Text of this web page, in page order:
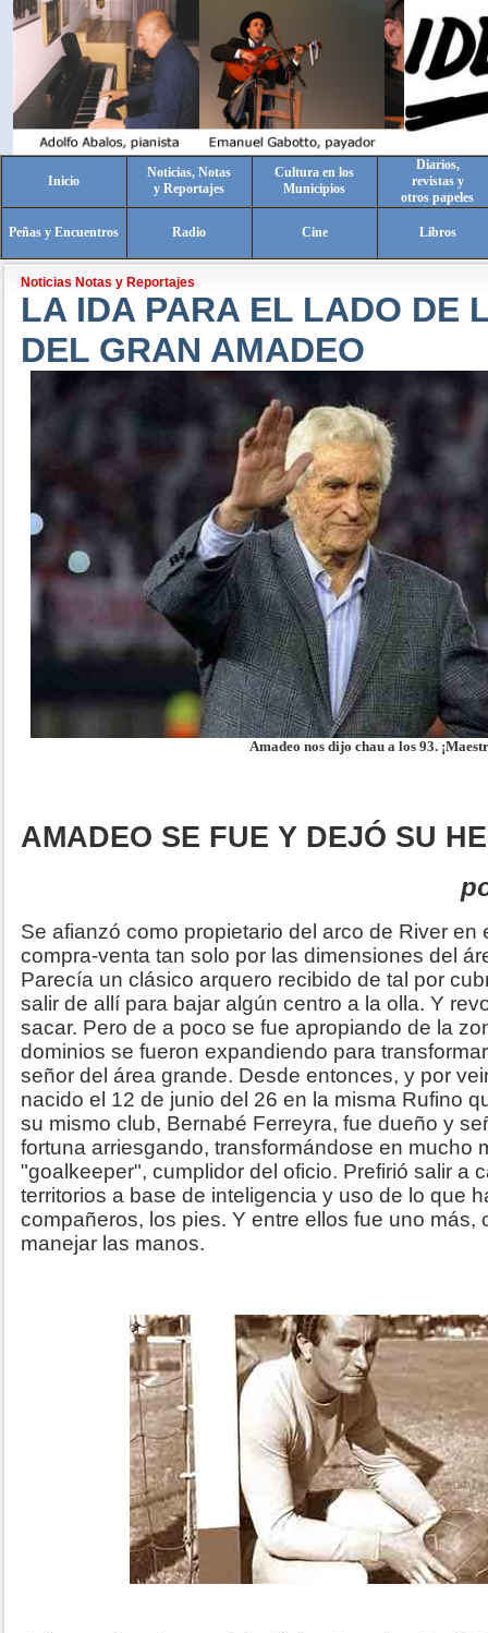
Inicio
Noticias, Notas
y Reportajes
Cultura en los
Municipios
Diarios,
revistas y
otros papeles
Peñas y Encuentros Radio Cine Libros
Noticias Notas y Reportajes
LA IDA PARA EL LADO DE
DEL GRAN AMADEO
Amadeo nos dijo chau a los 93.
AMADEO SE FUE Y DEJÓ SU
Se afianzó como propietario del arco de River en
compra-venta tan solo por las dimensiones del
Parecía un clásico arquero recibido de tal por
salir de allí para bajar algún centro a la olla. Y
sacar. Pero de a poco se fue apropiando de la
dominios se fueron expandiendo para
señor del área grande. Desde entonces, y por
nacido el 12 de junio del 26 en la misma Rufino
su mismo club, Bernabé Ferreyra, fue dueño y
fortuna arriesgando, transformándose en mucho
"goalkeeper", cumplidor del oficio. Prefirió salir a
territorios a base de inteligencia y uso de lo que
compañeros, los pies. Y entre ellos fue uno más,
manejar las manos.